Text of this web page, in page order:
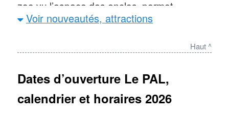
zoo vu l’espace des enclos, permet
également de découvrir 1000 animaux en
animaliers de qualité. Le parc accueille plus
LE PAL dans les 5 parcs les plus
fréquentés de Franceet première
Voir nouveautés, attractions
Haut ^
Dates d’ouverture Le PAL,
calendrier et horaires 2026